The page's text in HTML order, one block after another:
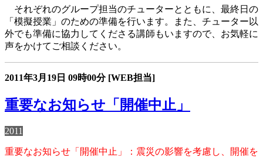
それぞれのグループ担当のチューターとともに、最終日の
「模擬授業」のための準備を行います。また、チューター以
外でも準備に協力してくださる講師もいますので、お気軽に
声をかけてご相談ください。
2011年3月19日 09時00分 [WEB担当]
重要なお知らせ「開催中止」
2011
重要なお知らせ「開催中止」：震災の影響を考慮し、開催を